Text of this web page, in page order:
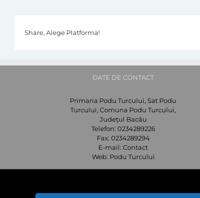
Share, Alege Platforma!
DATE DE CONTACT
Primaria Podu Turcului, Sat Podu
Turcului, Comuna Podu Turcului,
Județul Bacău
Telefon: 0234289226
Fax: 0234289294
E-mail: Contact
Web: Podu Turcului